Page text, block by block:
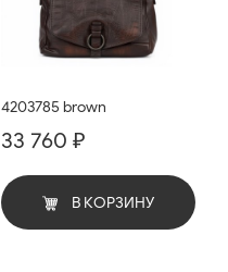
4203785 brown
33 760 ₽
В КОРЗИНУ